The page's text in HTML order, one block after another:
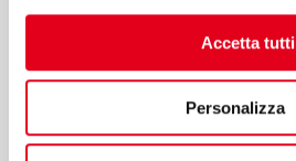
Accetta tutti
Personalizza
Berto’s S.p.A.
35020 Tribano (PD) Italy
+39 049 95 88 700
F +39 049 95 88 799